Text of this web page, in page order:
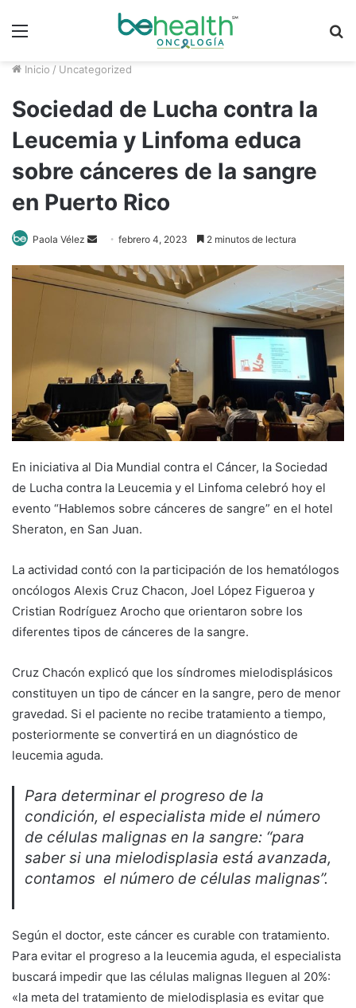
Menú
Inicio / Uncategorized
Sociedad de Lucha contra la
Leucemia y Linfoma educa
sobre cánceres de la sangre
en Puerto Rico
Paola Vélez
Send
email
febrero 4, 2023 2 minutos de lectura
En iniciativa al Dia Mundial contra el Cáncer, la Sociedad
de Lucha contra la Leucemia y el Linfoma celebró hoy el
evento “Hablemos sobre cánceres de sangre” en el hotel
Sheraton, en San Juan.
La actividad contó con la participación de los hematólogos
oncólogos Alexis Cruz Chacon, Joel López Figueroa y
Cristian Rodríguez Arocho que orientaron sobre los
diferentes tipos de cánceres de la sangre.
Cruz Chacón explicó que los síndromes mielodisplásicos
constituyen un tipo de cáncer en la sangre, pero de menor
gravedad. Si el paciente no recibe tratamiento a tiempo,
posteriormente se convertirá en un diagnóstico de
leucemia aguda.
Para determinar el progreso de la
condición, el especialista mide el número
de células malignas en la sangre: “para
saber si una mielodisplasia está avanzada,
contamos el número de células malignas”.
Según el doctor, este cáncer es curable con tratamiento.
Para evitar el progreso a la leucemia aguda, el especialista
buscará impedir que las células malignas lleguen al 20%:
«la meta del tratamiento de mielodisplasia es evitar que